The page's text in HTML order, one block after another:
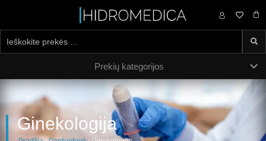
0,00 €
Prekių kategorijos
Ginekologija